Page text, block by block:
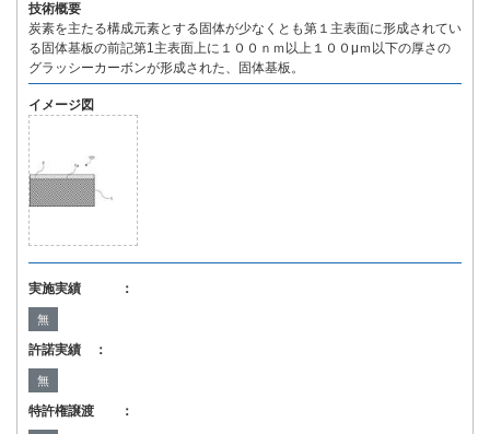
技術概要
炭素を主たる構成元素とする固体が少なくとも第１主表面に形成されてい
る固体基板の前記第1主表面上に１００ｎｍ以上１００μｍ以下の厚さの
グラッシーカーボンが形成された、固体基板。
イメージ図
実施実績 ：
無
許諾実績 ：
無
特許権譲渡 ：